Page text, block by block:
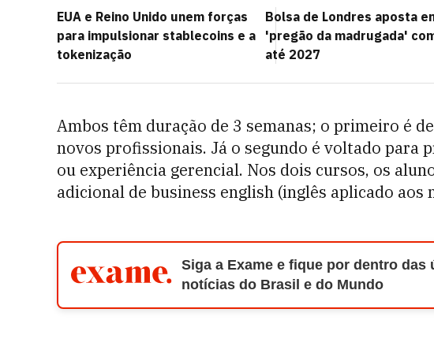
EUA e Reino Unido unem forças
para impulsionar stablecoins e a
tokenização
Bolsa de Londres aposta
'pregão da madrugada'
até 2027
Ambos têm duração de 3 semanas; o primeiro é
novos profissionais. Já o segundo é voltado para
ou experiência gerencial. Nos dois cursos, os
adicional de business english (inglês aplicado aos
Siga a Exame e fique por dentro das
notícias do Brasil e do Mundo